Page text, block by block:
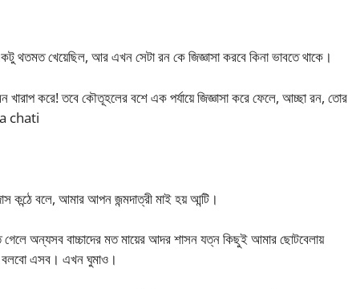
খেয়েছিল, আর এখন সেটা রন কে জিজ্ঞাসা করবে কিনা ভাবতে থাকে।
খারাপ করে! তবে কৌতূহলের বশে এক পর্যায়ে জিজ্ঞাসা করে ফেলে, আচ্ছা রন, তোর
chati
কন্ঠে বলে, আমার আপন জন্মদাত্রী মাই হয় আন্টি।
অন্যসব বাচ্চাদের মত মায়ের আদর শাসন যত্ন কিছুই আমার ছোটবেলায়
এসব। এখন ঘুমাও।